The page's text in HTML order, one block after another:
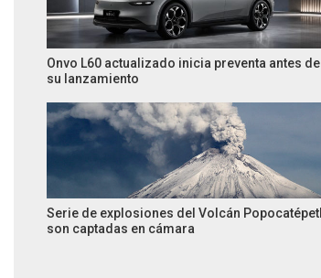
Onvo L60 actualizado inicia preventa antes de
su lanzamiento
Serie de explosiones del Volcán Popocatépetl
son captadas en cámara